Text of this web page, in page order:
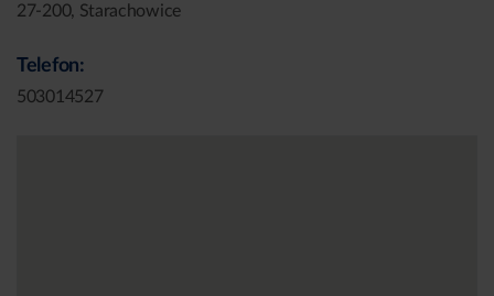
27-200, Starachowice
Telefon:
503014527